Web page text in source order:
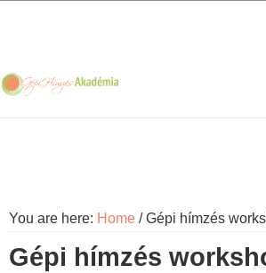
navigation
content
sidebar
You are here: Home / Gépi hímzés
Gépi hímzés